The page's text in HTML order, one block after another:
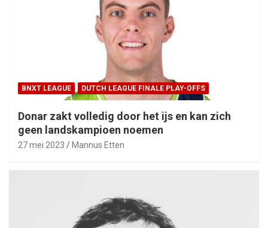
BNXT LEAGUE DUTCH LEAGUE FINALE PLAY-OFFS
Donar zakt volledig door het ijs en kan zich
geen landskampioen noemen
27 mei 2023 Mannus Etten